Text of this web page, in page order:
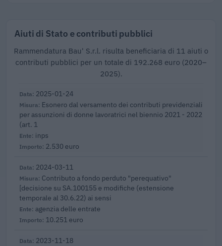
Aiuti di Stato e contributi pubblici
Rammendatura Bau' S.r.l. risulta beneficiaria di 11 aiuti o
contributi pubblici per un totale di 192.268 euro (2020–
2025).
2025-01-24
Esonero dal versamento dei contributi previdenziali
per assunzioni di donne lavoratrici nel biennio 2021 - 2022
(art. 1
inps
2.530 euro
2024-03-11
Contributo a fondo perduto "perequativo"
[decisione su SA.100155 e modifiche (estensione
temporale al 30.6.22) ai sensi
agenzia delle entrate
10.251 euro
2023-11-18